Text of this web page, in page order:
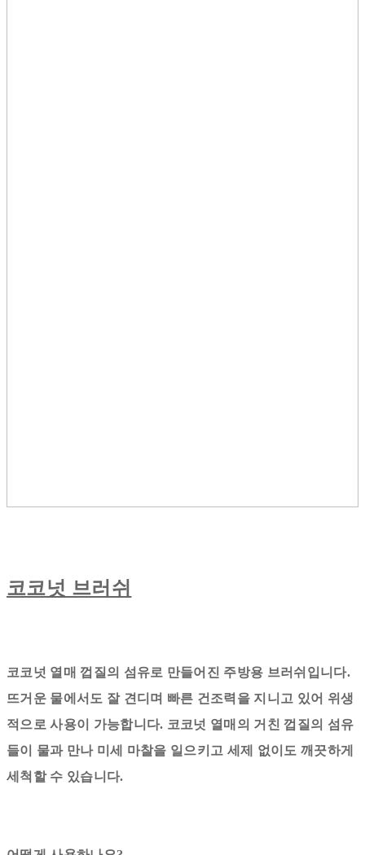
코코넛 브러쉬
코코넛 열매 껍질의 섬유로 만들어진 주방용 브러쉬입니다.
뜨거운 물에서도 잘 견디며 빠른 건조력을 지니고 있어 위생
적으로 사용이 가능합니다. 코코넛 열매의 거친 껍질의 섬유
들이 물과 만나 미세 마찰을 일으키고 세제 없이도 깨끗하게
세척할 수 있습니다.